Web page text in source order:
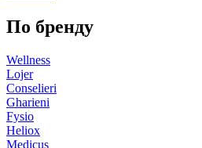
По бренду
Wellness
Lojer
Conselieri
Gharieni
Fysio
Heliox
Medicus